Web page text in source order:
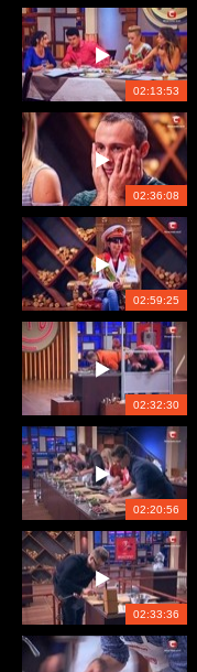
02:13:53
02:36:08
02:59:25
02:32:30
02:20:56
02:33:36